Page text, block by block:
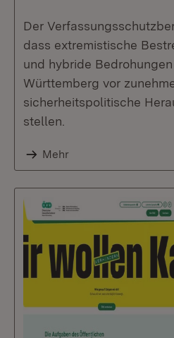
Der
dass extremistische
und hybride
Württemberg vor
sicherheitspolitische
stellen.
Mehr